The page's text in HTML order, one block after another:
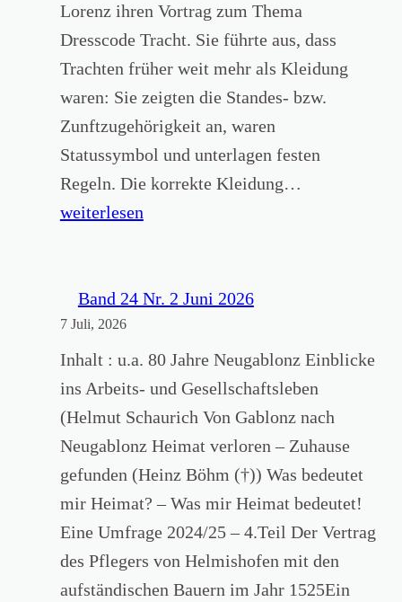
Lorenz ihren Vortrag zum Thema
Dresscode Tracht. Sie führte aus, dass
Trachten früher weit mehr als Kleidung
waren: Sie zeigten die Standes- bzw.
Zunftzugehörigkeit an, waren
Statussymbol und unterlagen festen
Regeln. Die korrekte Kleidung…
t
s
p
r
i
c
h
t
i
weiterlesen
Band 24 Nr. 2 Juni 2026
7 Juli, 2026
Inhalt : u.a. 80 Jahre Neugablonz Einblicke
ins Arbeits- und Gesellschaftsleben
(Helmut Schaurich Von Gablonz nach
Neugablonz Heimat verloren – Zuhause
gefunden (Heinz Böhm (†)) Was bedeutet
mir Heimat? – Was mir Heimat bedeutet!
Eine Umfrage 2024/25 – 4.Teil Der Vertrag
des Pflegers von Helmishofen mit den
aufständischen Bauern im Jahr 1525Ein